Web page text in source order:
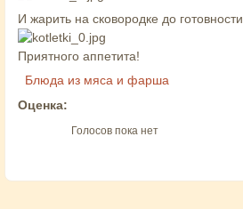
И жарить на сковородке до готовности.
Приятного аппетита!
Блюда из мяса и фарша
Оценка:
Голосов пока нет